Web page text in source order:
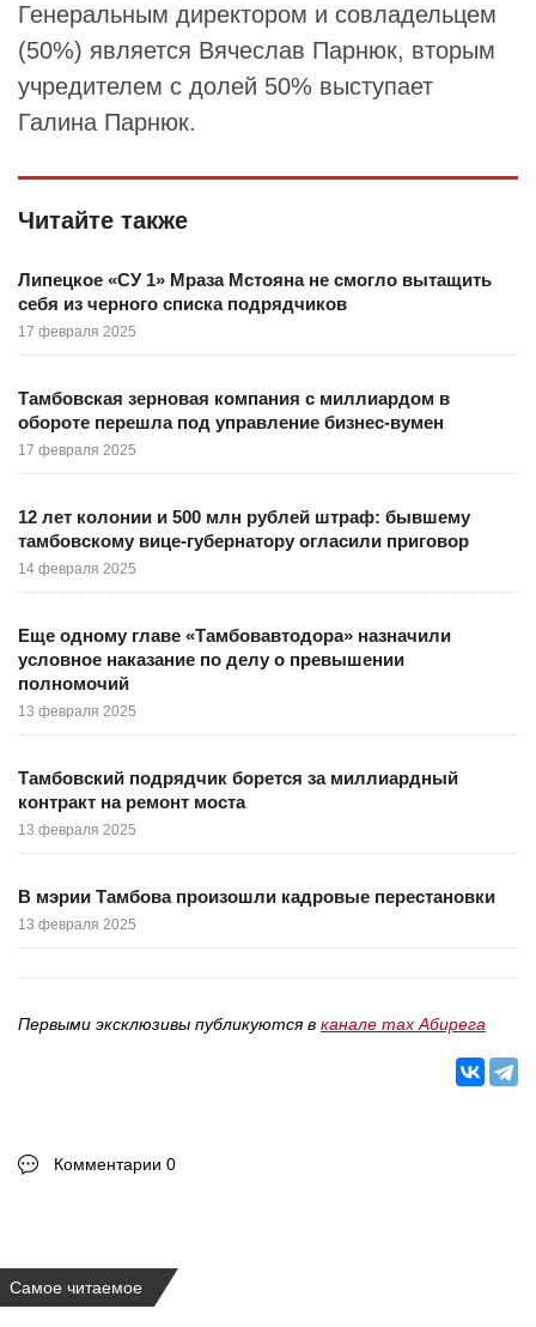
Генеральным директором и совладельцем
(50%) является Вячеслав Парнюк, вторым
учредителем с долей 50% выступает
Галина Парнюк.
Читайте также
Липецкое «СУ 1» Мраза Мстояна не смогло вытащить
себя из черного списка подрядчиков
17 февраля 2025
Тамбовская зерновая компания с миллиардом в
обороте перешла под управление бизнес-вумен
17 февраля 2025
12 лет колонии и 500 млн рублей штраф: бывшему
тамбовскому вице-губернатору огласили приговор
14 февраля 2025
Еще одному главе «Тамбовавтодора» назначили
условное наказание по делу о превышении
полномочий
13 февраля 2025
Тамбовский подрядчик борется за миллиардный
контракт на ремонт моста
13 февраля 2025
В мэрии Тамбова произошли кадровые перестановки
13 февраля 2025
Первыми эксклюзивы публикуются в канале max Абирега
Комментарии 0
Самое читаемое